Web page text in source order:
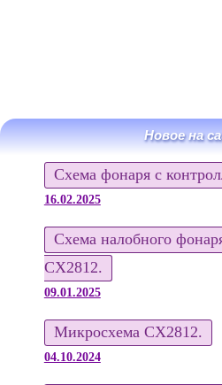
Новое на
Схема фонаря с
16.02.2025
Схема налобного
CX2812.
09.01.2025
Микросхема CX2812.
04.10.2024